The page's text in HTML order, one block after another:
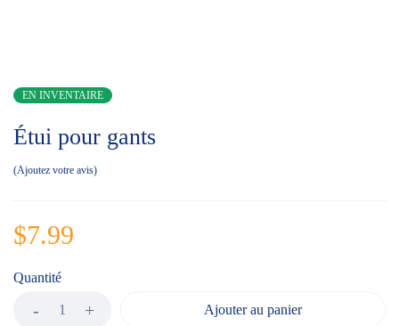
EN INVENTAIRE
Étui pour gants
Ajoutez votre avis
$7.99
Quantité
Ajouter au panier